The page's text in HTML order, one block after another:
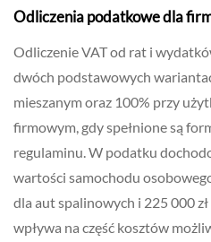
Odliczenia podatkowe dla
Odliczenie VAT od rat i
dwóch podstawowych
mieszanym oraz 100% przy
firmowym, gdy spełnione są
regulaminu. W podatku
wartości samochodu
dla aut spalinowych i 225 000
wpływa na część kosztów